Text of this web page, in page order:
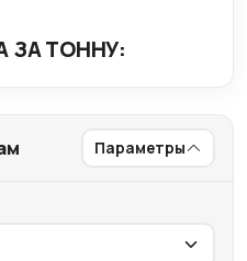
ЗА ТОННУ:
Параметры